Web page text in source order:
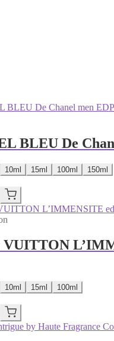
BLEU De
10ml 15ml 100ml 150ml
VUITTON
10ml 15ml 100ml